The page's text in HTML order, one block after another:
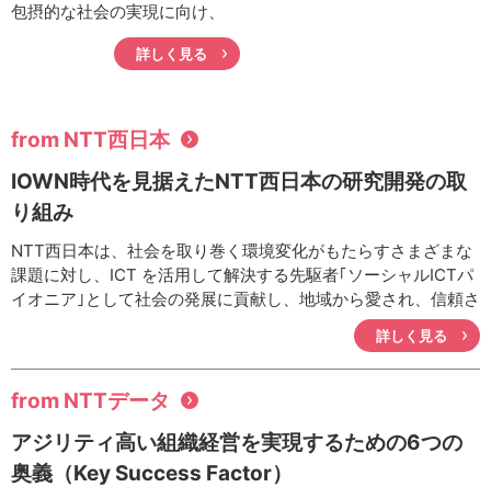
包摂的な社会の実現に向け、
次世代エネルギーを含めたス
マートエネルギー分野に革新
出とを目的とした新たな研究
所です。今回は環境負荷ゼロ
研究プロジェクトの研究のひ
とつ、次世代エネルギー技術
グループを率いる秋山一也グ
ループリーダにお話を伺いま
した。
詳しく見る
from NTT西日本
IOWN時代を見据えたNTT西日本の研究開発の取
り組み
NTT西日本は、社会を取り巻く環境変化がもたらすさまざまな
課題に対し、ICT を活用して解決する先駆者｢ソーシャルICTパ
イオニア｣として社会の発展に貢献し、地域から愛され、信頼さ
れる企業に変革し続けることをめざしています。その中で、
2030年のIOWN（Innovative Optical and Wireless Network）
構想の実現と、2025年大阪・関西万博を見据え、IOWN準備ワ
ーキンググループ（WG）を設立しました。ここでは、IOWN準
ます。
詳しく見る
from NTTデータ
アジリティ高い組織経営を実現するための6つの
奥義（Key Success Factor）